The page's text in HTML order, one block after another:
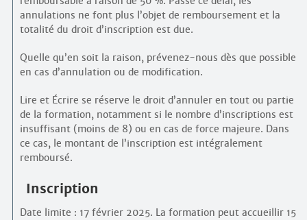
annulations ne font plus l’objet de remboursement et la
totalité du droit d’inscription est due.
Quelle qu’en soit la raison, prévenez-nous dès que possible
en cas d’annulation ou de modification.
Lire et Écrire se réserve le droit d’annuler en tout ou partie
de la formation, notamment si le nombre d’inscriptions est
insuffisant (moins de 8) ou en cas de force majeure. Dans
ce cas, le montant de l’inscription est intégralement
remboursé.
Inscription
Date limite : 17 février 2025. La formation peut accueillir 15